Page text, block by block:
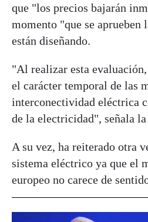
que "los precios bajarán
momento "que se aprueben
están diseñando.
"Al realizar esta evaluación,
el carácter temporal de las
interconectividad eléctrica
de la electricidad", señala
A su vez, ha reiterado otra
sistema eléctrico ya que el
europeo no carece de